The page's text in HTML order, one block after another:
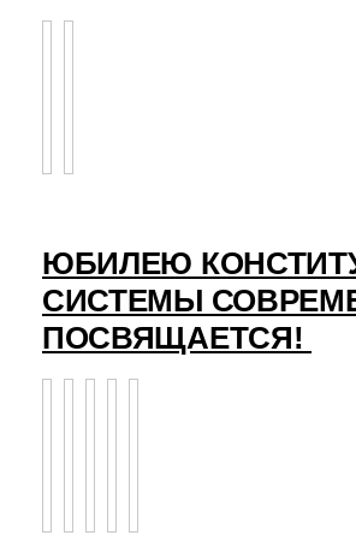
ЮБИЛЕЮ
СИСТЕМЫ
ПОСВЯЩАЕТСЯ!